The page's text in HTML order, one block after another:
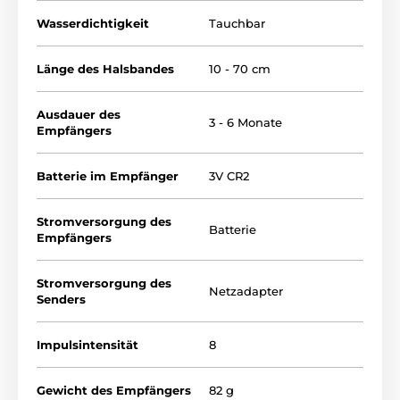
CANIFUGUE MIX bietet die Möglichkeit,
Option, die andere Zäune nicht bieten. Sie können
Wasserdichtigkeit Tauchbar
Länge des Halsbandes 10 - 70 cm
Ausdauer des
Empfängers
3 - 6 Monate
Batterie im Empfänger 3V CR2
Stromversorgung des
Empfängers
Batterie
Stromversorgung des
Senders
Netzadapter
Impulsintensität 8
Gewicht des Empfängers 82 g